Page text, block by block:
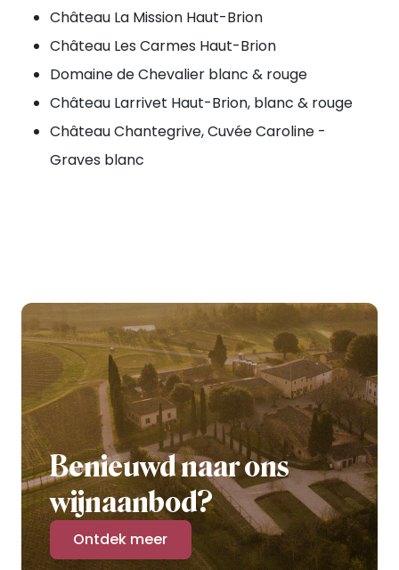
Château La Mission Haut-Brion
Château Les Carmes Haut-Brion
Domaine de Chevalier blanc & rouge
Château Larrivet Haut-Brion, blanc & rouge
Château Chantegrive, Cuvée Caroline -
Graves blanc
Benieuwd naar ons
wijnaanbod?
Ontdek meer